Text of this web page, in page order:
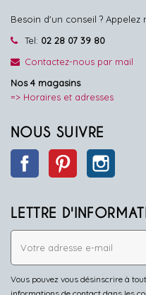
Besoin d'un conseil ? Appelez
Tel: 02 28 07 39 80
Contactez-nous par mail
Nos 4 magasins
=> Horaires et adresses
NOUS SUIVRE
Facebook Pinterest
LETTRE
Vous pouvez vous désinscrire à